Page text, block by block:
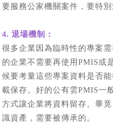
要服務公家機關案件，要特別
4. 退場機制：
很多企業因為臨時性的專案
的企業不需要再使用PMIS或
候要考量這些專案資料是否
載保存。好的公有雲PMIS一
方式讓企業將資料留存。畢
識資產，需要被傳承的。